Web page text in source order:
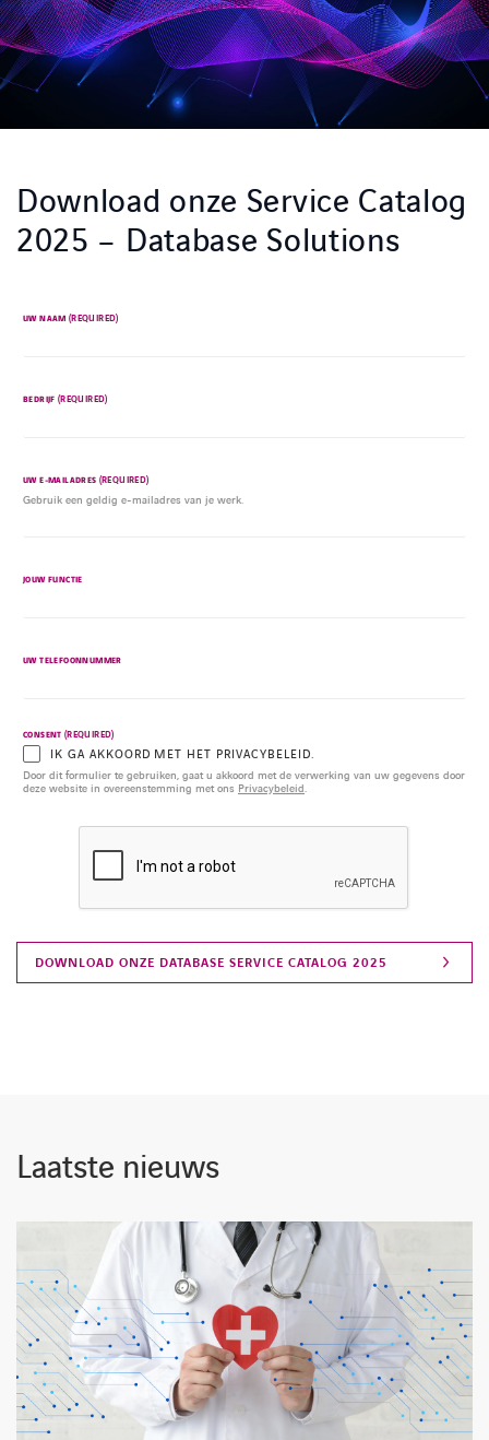
Download onze Service Catalog
2025 – Database Solutions
UW NAAM (REQUIRED)
BEDRIJF (REQUIRED)
UW E-MAILADRES (REQUIRED)
Gebruik een geldig e-mailadres van je werk.
JOUW FUNCTIE
UW TELEFOONNUMMER
CONSENT (REQUIRED)
IK GA AKKOORD MET HET PRIVACYBELEID.
Door dit formulier te gebruiken, gaat u akkoord met de verwerking van uw gegevens door
deze website in overeenstemming met ons Privacybeleid.
Laatste nieuws